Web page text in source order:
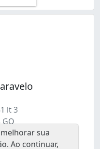
lt 3
GO
sua
Ao continuar,